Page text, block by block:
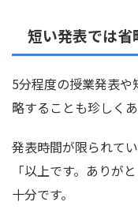
短い発表では省
5分程度の授業発表
略することも珍しくあ
発表時間が限られて
「以上です。ありが
十分です。